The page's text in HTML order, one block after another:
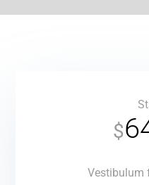
$
Vestibulum